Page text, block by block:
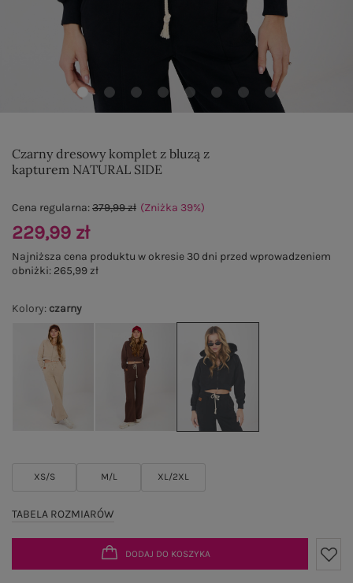
Czarny dresowy komplet z bluzą z
kapturem NATURAL SIDE
Kolory: czarny
XS/S M/L XL/2XL
TABELA ROZMIARÓW
Cena regularna:379,99 zł (Zniżka 39%)
229,99 zł
Najniższa cena produktu w okresie 30 dni przed wprowadzeniem
obniżki: 265,99 zł
DODAJ DO KOSZYKA